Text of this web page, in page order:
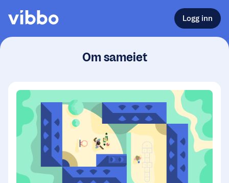
Logg inn
Om sameiet